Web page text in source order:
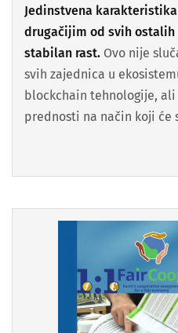
Jedinstvena
drugačijim od svih
stabilan rast. Ovo nije
svih zajednica u
blockchain tehnologije,
prednosti na način koji će